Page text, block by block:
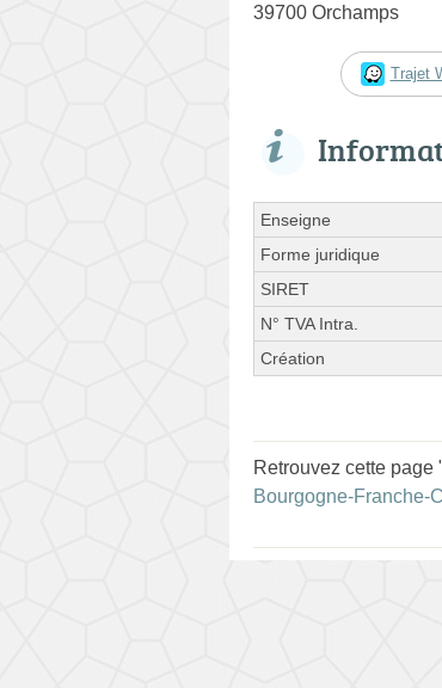
39700 Orchamps
Trajet
Enseigne
Forme juridique
SIRET
N° TVA Intra.
Création
Retrouvez cette
Bourgogne-Franche-